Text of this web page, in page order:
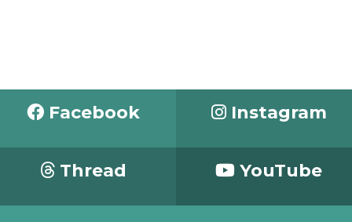
Facebook Instagram
Thread YouTube